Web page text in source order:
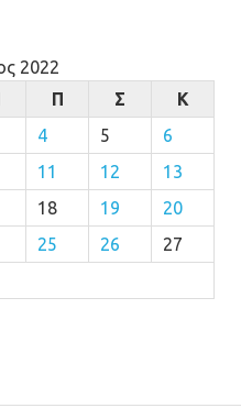
2022
Π Σ
Κ
4 5
6
11 12
13
18 19
20
25 26
27